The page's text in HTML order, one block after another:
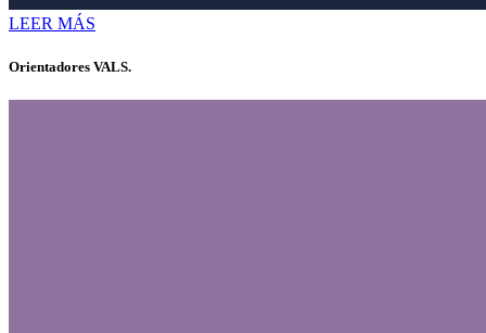
LEER MÁS
Orientadores VALS.